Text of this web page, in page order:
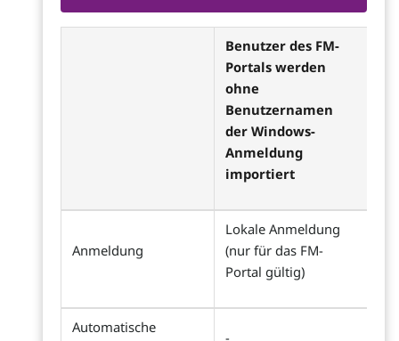
Benutzer des FM-
Portals werden
ohne
Benutzernamen
der Windows-
Anmeldung
importiert
Anmeldung
Lokale Anmeldung
(nur für das FM-
Portal gültig)
Automatische
-